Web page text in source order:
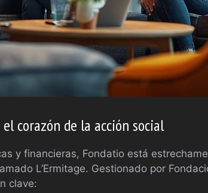
corazón de la acción social
y financieras, Fondatio está
L’Ermitage. Gestionado por
clave: